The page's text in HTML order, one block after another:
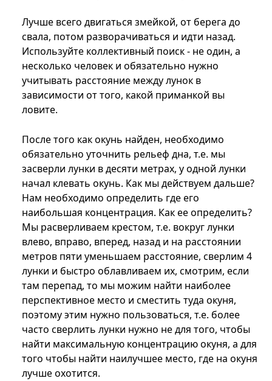
Лучше всего двигаться змейкой, от берега до
свала, потом разворачиваться и идти назад.
Используйте коллективный поиск - не один, а
несколько человек и обязательно нужно
учитывать расстояние между лунок в
зависимости от того, какой приманкой вы
ловите.
После того как окунь найден, необходимо
обязательно уточнить рельеф дна, т.е. мы
засверли лунки в десяти метрах, у одной лунки
начал клевать окунь. Как мы действуем дальше?
Нам необходимо определить где его
наибольшая концентрация. Как ее определить?
Мы расверливаем крестом, т.е. вокруг лунки
влево, вправо, вперед, назад и на расстоянии
метров пяти уменьшаем расстояние, сверлим 4
лунки и быстро облавливаем их, смотрим, если
там перепад, то мы можим найти наиболее
перспективное место и сместить туда окуня,
поэтому этим нужно пользоваться, т.е. более
часто сверлить лунки нужно не для того, чтобы
найти максимальную концентрацию окуня, а для
того чтобы найти наилучшее место, где на окуня
лучше охотится.